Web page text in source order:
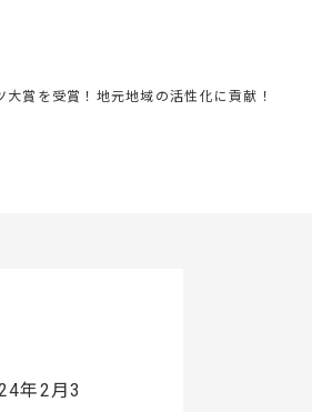
賞を受賞！地元地域の活性化に貢献！
年2月3